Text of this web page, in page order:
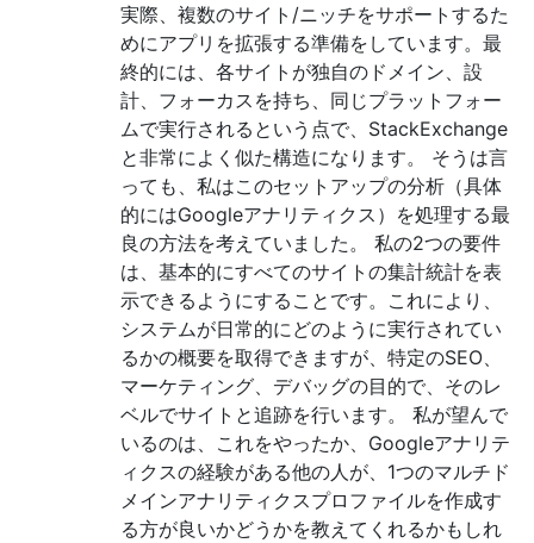
実際、複数のサイト/ニッチをサポートするた
めにアプリを拡張する準備をしています。最
終的には、各サイトが独自のドメイン、設
計、フォーカスを持ち、同じプラットフォー
ムで実行されるという点で、StackExchange
と非常によく似た構造になります。 そうは言
っても、私はこのセットアップの分析（具体
的にはGoogleアナリティクス）を処理する最
良の方法を考えていました。 私の2つの要件
は、基本的にすべてのサイトの集計統計を表
示できるようにすることです。これにより、
システムが日常的にどのように実行されてい
るかの概要を取得できますが、特定のSEO、
マーケティング、デバッグの目的で、そのレ
ベルでサイトと追跡を行います。 私が望んで
いるのは、これをやったか、Googleアナリテ
ィクスの経験がある他の人が、1つのマルチド
メインアナリティクスプロファイルを作成す
る方が良いかどうかを教えてくれるかもしれ